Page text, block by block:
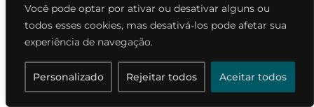
Você pode optar por ativar ou desativar alguns ou
todos esses cookies, mas desativá-los pode afetar sua
experiência de navegação.
Personalizado Rejeitar todos Aceitar todos